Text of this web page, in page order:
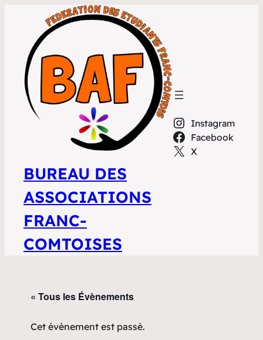
BUREAU DES
ASSOCIATIONS
FRANC-
COMTOISES
Instagram
Facebook
X
« Tous les Évènements
Cet évènement est passé.